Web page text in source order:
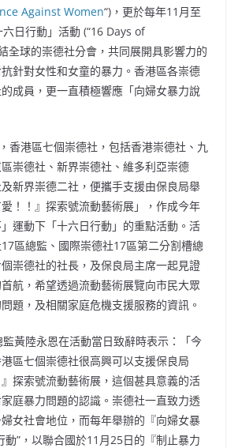
Against Women“)，更於每年11月至
日行動」活動 (“16 Days of
全球的崇德社分會，共同展開具影響力的
針對女性和女童的暴力。香港區各崇德
成員，更一直積極響應「向婦女暴力說
香港區七個崇德社，包括香港崇德社、九
崇德社、新界崇德社、維多利亞崇德
新界崇德二社，便攜手支援由保良局舉
！！』探索號流動藝術展」，作成今年
」運動下「十六日行動」的重點活動。 活
區總監、國際崇德社17區第二分割槽總
崇德社的社長，及保良局主席一起見證
航，希望透過流動藝術展覽向市民大眾
題，及相關家庭危機支援服務的資訊。
黃陸永恩在活動當日致辭時表示：「今
區七個崇德社很高興可以支援保良局
』探索號流動藝術展，這個甚具意義的活
庭暴力問題的認識。崇德社一直致力透
女社會地位，而每年舉辦的『向婦女暴
動”，以聯合國於11月25日的『制止暴力